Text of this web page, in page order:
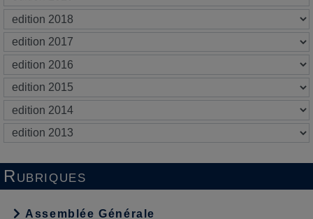
Rubriques
Assemblée Générale